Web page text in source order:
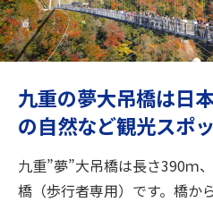
旅のお役立ち情報
閉じ
九重の夢大吊橋は日
の自然など観光スポ
九重”夢”大吊橋は長さ390ｍ
橋（歩行者専用）です。橋か